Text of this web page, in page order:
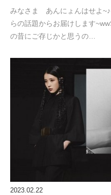
みなさま あんにょんはせよ
らの話題からお届けします
の昔にご存じかと思うの…
2023.02.22